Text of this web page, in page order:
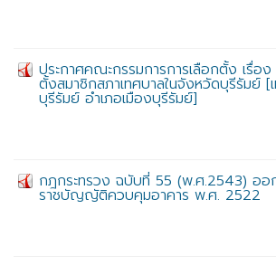
ประกาศคณะกรรมการการเลือกตั้ง เรื่อง
ตั้งสมาชิกสภาเทศบาลในจังหวัดบุรีรัมย์ [
บุรีรัมย์ อำเภอเมืองบุรีรัมย์]
กฎกระทรวง ฉบับที่ 55 (พ.ศ.2543) ออ
ราชบัญญัติควบคุมอาคาร พ.ศ. 2522